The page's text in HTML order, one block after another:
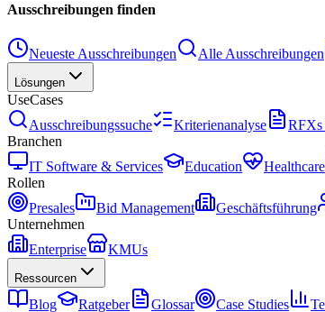
Ausschreibungen finden
Neueste Ausschreibungen Alle Ausschreibungen
Lösungen
UseCases
Ausschreibungssuche
Kriterienanalyse RFXs
Branchen
IT Software & Services
Education Healthcare
Rollen
Presales
Bid Management Geschäftsführung
Unternehmen
Enterprise
KMUs
Ressourcen
Blog Ratgeber Glossar Case Studies